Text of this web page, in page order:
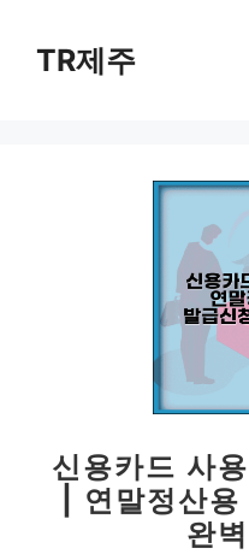
TR제주
신용카드 사
| 연말정산
완